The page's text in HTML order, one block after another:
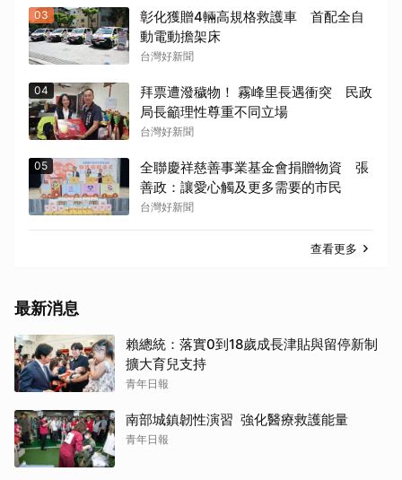
03
彰化獲贈4輛高規格救護車 首配全自
動電動擔架床
台灣好新聞
04
拜票遭潑穢物！ 霧峰里長遇衝突 民政
局長籲理性尊重不同立場
台灣好新聞
05
全聯慶祥慈善事業基金會捐贈物資 張
善政：讓愛心觸及更多需要的市民
台灣好新聞
查看更多
最新消息
賴總統：落實0到18歲成長津貼與留停新制
擴大育兒支持
青年日報
南部城鎮韌性演習 強化醫療救護能量
青年日報